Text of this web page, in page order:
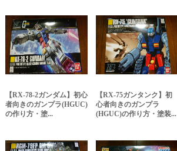
【RX-78-2ガンダム】初心
者向きのガンプラ(HGUC)
の作り方・塗...
【RX-75ガンタンク】初
心者向きのガンプラ
(HGUC)の作り方・塗装...